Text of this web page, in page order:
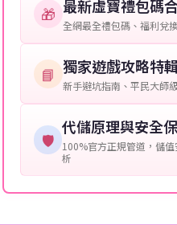
提供這些信息能幫助我們
保您盡享遊戲樂趣！
🎁 最新虛寶禮包碼
全網最全禮包碼、福利兌
📘 獨家遊戲攻略特輯
新手避坑指南、平民大師
🛡️
代儲原理與安全
100%官方正規管道，儲
析